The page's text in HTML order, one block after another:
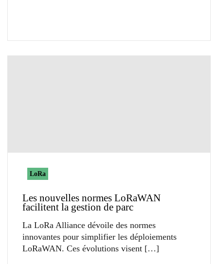
LoRa
Les nouvelles normes LoRaWAN
facilitent la gestion de parc
La LoRa Alliance dévoile des normes
innovantes pour simplifier les déploiements
LoRaWAN. Ces évolutions visent